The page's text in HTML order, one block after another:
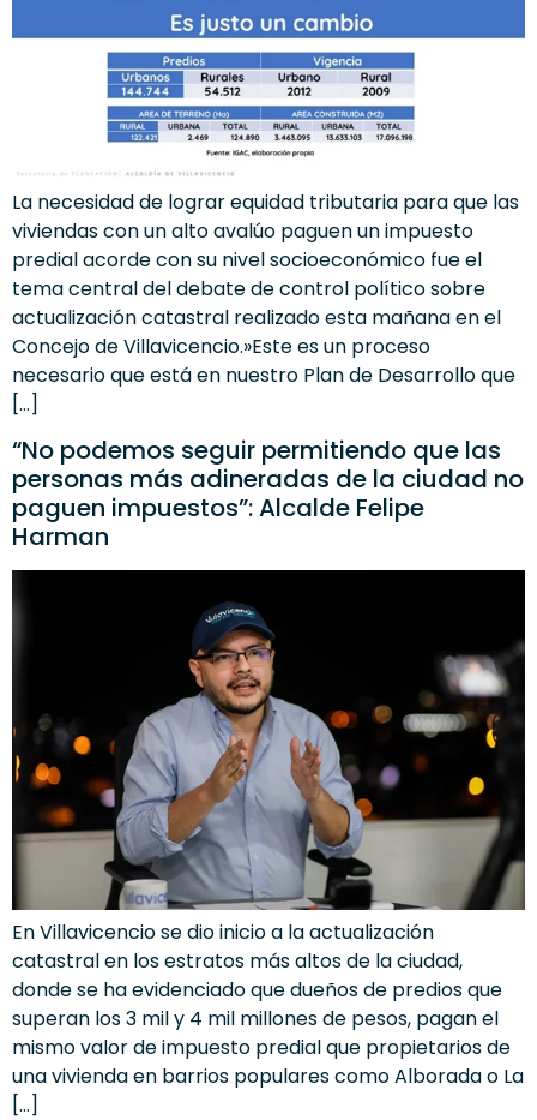
La necesidad de lograr equidad tributaria para que las
viviendas con un alto avalúo paguen un impuesto
predial acorde con su nivel socioeconómico fue el
tema central del debate de control político sobre
actualización catastral realizado esta mañana en el
Concejo de Villavicencio.»Este es un proceso
necesario que está en nuestro Plan de Desarrollo que
[…]
“No podemos seguir permitiendo que las
personas más adineradas de la ciudad no
paguen impuestos”: Alcalde Felipe
Harman
En Villavicencio se dio inicio a la actualización
catastral en los estratos más altos de la ciudad,
donde se ha evidenciado que dueños de predios que
superan los 3 mil y 4 mil millones de pesos, pagan el
mismo valor de impuesto predial que propietarios de
una vivienda en barrios populares como Alborada o La
[…]